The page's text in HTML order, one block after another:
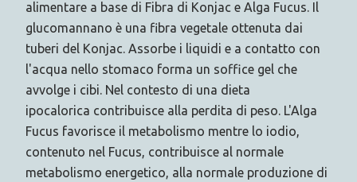
alimentare a base di Fibra di Konjac e Alga Fucus. Il
glucomannano è una fibra vegetale ottenuta dai
tuberi del Konjac. Assorbe i liquidi e a contatto con
l'acqua nello stomaco forma un soffice gel che
avvolge i cibi. Nel contesto di una dieta
ipocalorica contribuisce alla perdita di peso. L'Alga
Fucus favorisce il metabolismo mentre lo iodio,
contenuto nel Fucus, contribuisce al normale
metabolismo energetico, alla normale produzione di